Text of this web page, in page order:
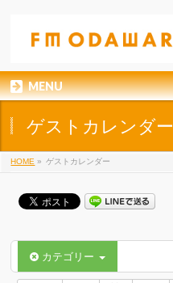
MENU
ゲストカレンダー
HOME » ゲストカレンダー
カテゴリー